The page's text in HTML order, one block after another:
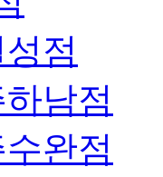
점
남점
완점